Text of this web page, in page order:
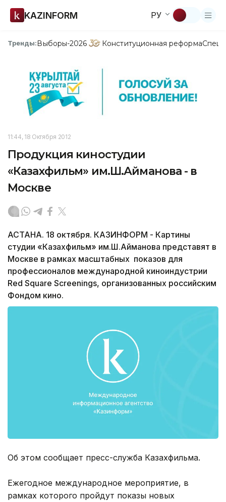
KAZINFORM РУ
Тренды:Выборы-2026 Конституционная реформа
11:44, 18 Октября 2012
Продукция киностудии
«Казахфильм» им.Ш.Айманова - в
Москве
АСТАНА. 18 октября. КАЗИНФОРМ - Картины
студии «Казахфильм» им.Ш.Айманова представят в
Москве в рамках масштабных показов для
профессионалов международной киноиндустрии
Red Square Screenings, организованных российским
Фондом кино.
Об этом сообщает пресс-служба Казахфильма.
Ежегодное международное мероприятие, в
рамках которого пройдут показы новых